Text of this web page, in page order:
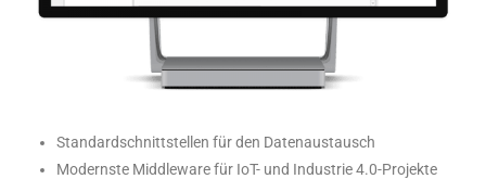
Standardschnittstellen für den Datenaustausch
Modernste Middleware für IoT- und Industrie 4.0-Projekte